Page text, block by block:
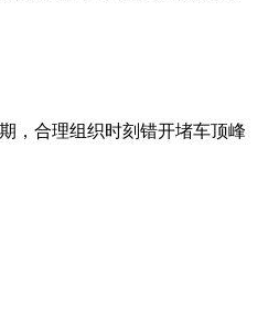
，合理组织时刻错开堵车顶峰